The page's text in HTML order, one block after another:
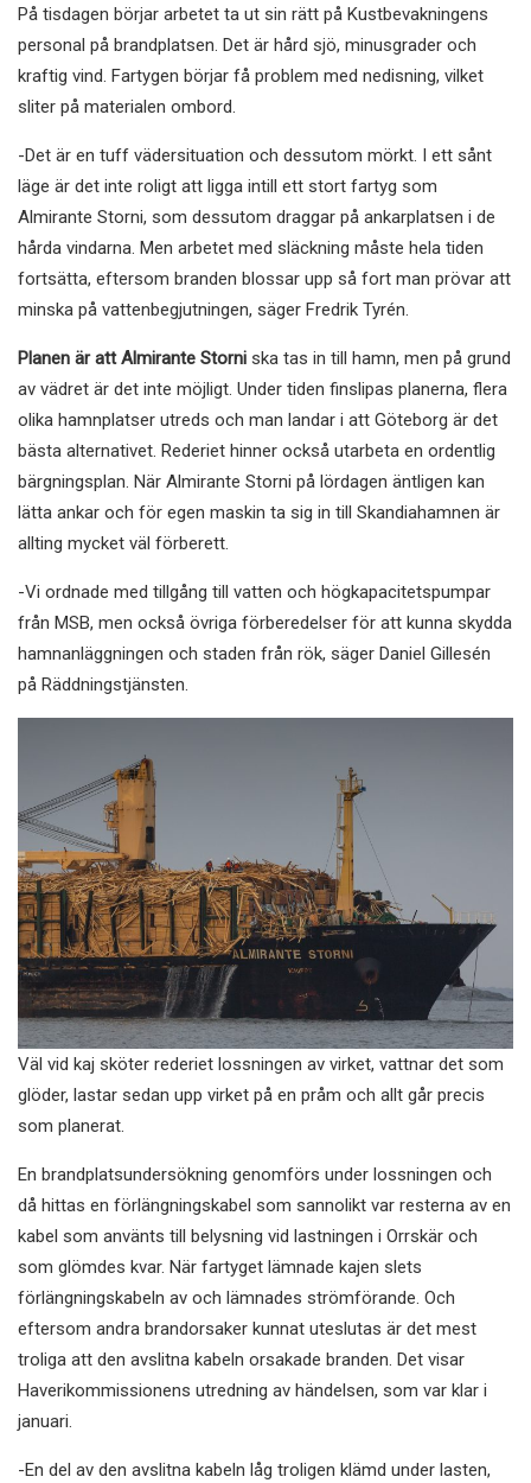
På tisdagen börjar arbetet ta ut sin rätt på Kustbevakningens
personal på brandplatsen. Det är hård sjö, minusgrader och
kraftig vind. Fartygen börjar få problem med nedisning, vilket
sliter på materialen ombord.
-Det är en tuff vädersituation och dessutom mörkt. I ett sånt
läge är det inte roligt att ligga intill ett stort fartyg som
Almirante Storni, som dessutom draggar på ankarplatsen i de
hårda vindarna. Men arbetet med släckning måste hela tiden
fortsätta, eftersom branden blossar upp så fort man prövar att
minska på vattenbegjutningen, säger Fredrik Tyrén.
Planen är att Almirante Storni ska tas in till hamn, men på grund
av vädret är det inte möjligt. Under tiden finslipas planerna, flera
olika hamnplatser utreds och man landar i att Göteborg är det
bästa alternativet. Rederiet hinner också utarbeta en ordentlig
bärgningsplan. När Almirante Storni på lördagen äntligen kan
lätta ankar och för egen maskin ta sig in till Skandiahamnen är
allting mycket väl förberett.
-Vi ordnade med tillgång till vatten och högkapacitetspumpar
från MSB, men också övriga förberedelser för att kunna skydda
hamnanläggningen och staden från rök, säger Daniel Gillesén
på Räddningstjänsten.
Väl vid kaj sköter rederiet lossningen av virket, vattnar det som
glöder, lastar sedan upp virket på en pråm och allt går precis
som planerat.
En brandplatsundersökning genomförs under lossningen och
då hittas en förlängningskabel som sannolikt var resterna av en
kabel som använts till belysning vid lastningen i Orrskär och
som glömdes kvar. När fartyget lämnade kajen slets
förlängningskabeln av och lämnades strömförande. Och
eftersom andra brandorsaker kunnat uteslutas är det mest
troliga att den avslitna kabeln orsakade branden. Det visar
Haverikommissionens utredning av händelsen, som var klar i
januari.
-En del av den avslitna kabeln låg troligen klämd under lasten,